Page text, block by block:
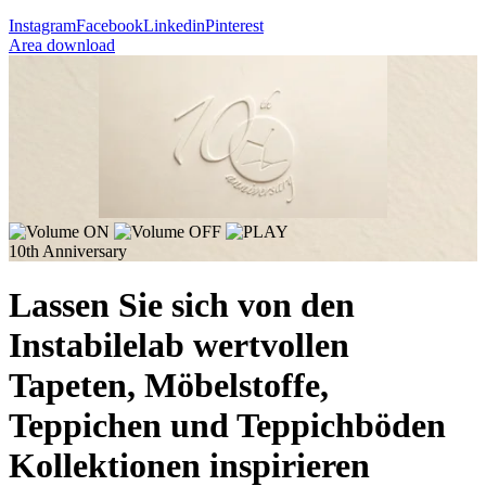
InstagramFacebookLinkedinPinterest
Area download
10th Anniversary
Lassen Sie sich von den
Instabilelab wertvollen
Tapeten, Möbelstoffe,
Teppichen und Teppichböden
Kollektionen inspirieren